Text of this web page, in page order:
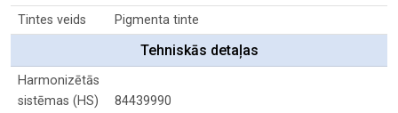
Tintes veids Pigmenta tinte
Tehniskās detaļas
Harmonizētās
sistēmas (HS)
84439990